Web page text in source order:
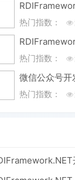
热门指数：
热门指数：
微信公众号
热门指数：